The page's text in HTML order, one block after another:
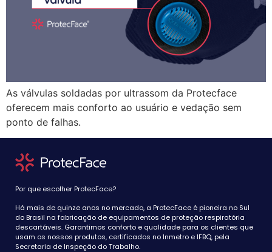
As válvulas soldadas por ultrassom da Protecface
oferecem mais conforto ao usuário e vedação sem
ponto de falhas.
Por que escolher ProtecFace?
Há mais de quinze anos no mercado, a ProtecFace é pioneira no Sul
do Brasil na fabricação de equipamentos de proteção respiratória
descartáveis. Garantimos conforto e qualidade para os clientes que
usam os nossos produtos, certificados no Inmetro e IFBQ, pela
Secretaria de Inspeção do Trabalho.